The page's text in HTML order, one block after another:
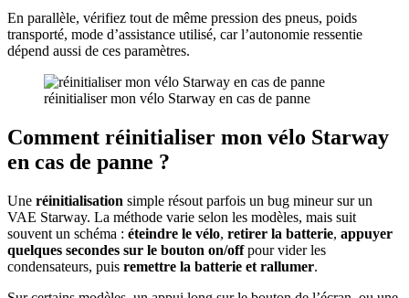
En parallèle, vérifiez tout de même pression des pneus, poids
transporté, mode d’assistance utilisé, car l’autonomie ressentie
dépend aussi de ces paramètres.
réinitialiser mon vélo Starway en cas de panne
Comment réinitialiser mon vélo Starway
en cas de panne ?
Une réinitialisation simple résout parfois un bug mineur sur un
VAE Starway. La méthode varie selon les modèles, mais suit
souvent un schéma : éteindre le vélo, retirer la batterie, appuyer
quelques secondes sur le bouton on/offpour vider les
condensateurs, puis remettre la batterie et rallumer.